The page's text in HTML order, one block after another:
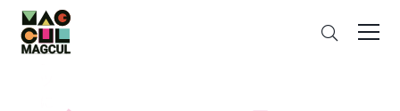
ン
テ
ン